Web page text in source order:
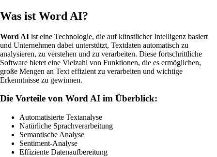
Was ist Word AI?
Word AI ist eine Technologie, die auf künstlicher Intelligenz basiert
und Unternehmen dabei unterstützt, Textdaten automatisch zu
analysieren, zu verstehen und zu verarbeiten. Diese fortschrittliche
Software bietet eine Vielzahl von Funktionen, die es ermöglichen,
große Mengen an Text effizient zu verarbeiten und wichtige
Erkenntnisse zu gewinnen.
Die Vorteile von Word AI im Überblick:
Automatisierte Textanalyse
Natürliche Sprachverarbeitung
Semantische Analyse
Sentiment-Analyse
Effiziente Datenaufbereitung